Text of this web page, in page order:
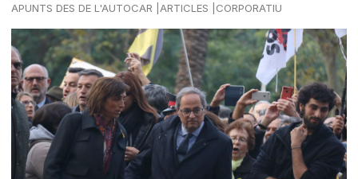
APUNTS DES DE L'AUTOCAR
ARTICLES CORPORATIU